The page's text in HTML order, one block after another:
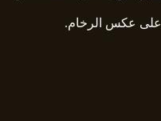
عكس الرخام.